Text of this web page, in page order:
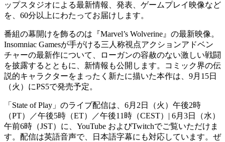
ップスタジオによる最新情報、発表、ゲームプレイ映像など
を、60分以上にわたってお届けします。
番組の幕開けを飾るのは『Marvel’s Wolverine』の最新映像。
Insomniac Gamesが手がける三人称視点アクションアドベン
チャーの最新作について、ローガンの容赦のない激しい戦闘
を披露するとともに、新情報も公開します。コミック界の伝
説的キャラクターをまったく新たに描いた本作は、9月15日
（火）にPS5で発売予定。
「State of Play」のライブ配信は、6月2日（火）午後2時
（PT）／午後5時（ET）／午後11時（CEST）| 6月3日（水）
午前6時（JST）に、YouTube およびTwitchでご覧いただけま
す。配信は英語音声で、日本語字幕にも対応しています。ぜ